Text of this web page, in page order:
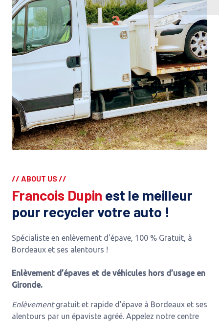
// ABOUT US //
Francois Dupin est le meilleur
pour recycler votre auto !
Spécialiste en enlèvement d'épave, 100 % Gratuit, à
Bordeaux et ses alentours !
Enlèvement d’épaves et de véhicules hors d’usage en
Gironde.
Enlèvementgratuit et rapide d’épave à Bordeaux et ses
alentours par un épaviste agréé. Appelez notre centre